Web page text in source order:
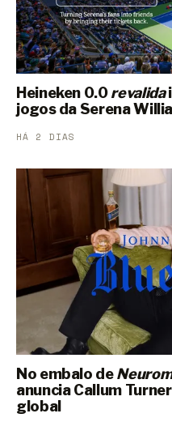
Heineken 0.0revalida
jogos da Serena
HÁ 2 DIAS
No embalo de
anuncia Callum
global